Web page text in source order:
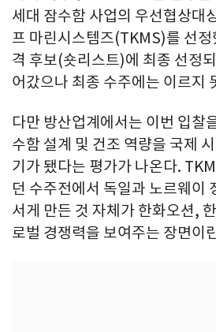
세대 잠수함 사업의 우선협상대
프 마린시스템즈(TKMS)를 선정
격 후보(숏리스트)에 최종 선정
어갔으나 최종 수주에는 이르지
다만 방산업계에서는 이번 입찰
수함 설계 및 건조 역량을 국제
기가 됐다는 평가가 나온다.
던 수주전에서 독일과 노르웨이
서게 만든 것 자체가 한화오션,
로벌 경쟁력을 보여주는 장면이